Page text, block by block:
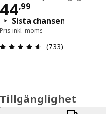
44,99
Pris 44,99
Sista chansen
Pris inkl. moms
Recension: 4.6
(733)
Tillgänglighet